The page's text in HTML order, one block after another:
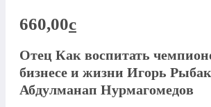
660,00c
Отец Как воспитать
бизнесе и жизни Игорь
Абдулманап Нурмагомедов